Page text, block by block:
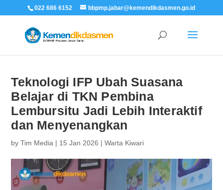
022 686 6152 bbpmp.jabar@kemendikdasmen.go.id
Teknologi IFP Ubah Suasana
Belajar di TKN Pembina
Lembursitu Jadi Lebih Interaktif
dan Menyenangkan
byTim Media | 15 Jan 2026 |Warta Kiwari